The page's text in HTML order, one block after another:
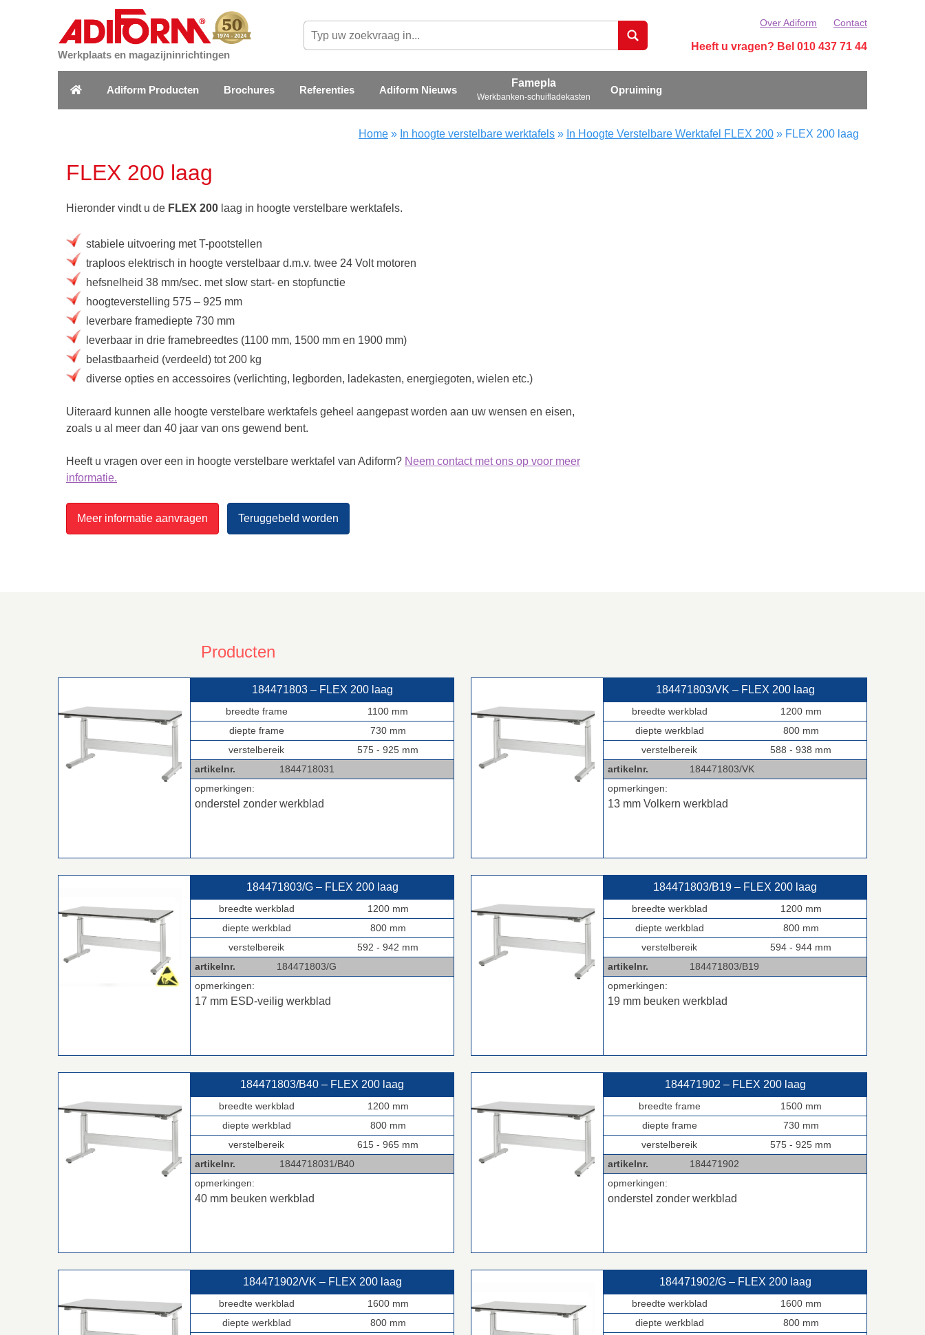
Werkplaats en magazijninrichtingen
Over Adiform Contact
Heeft u vragen? Bel 010 437 71 44
Adiform Producten Brochures Referenties Adiform Nieuws
Werkbanken-schuifladekasten
Opruiming
Home » In hoogte verstelbare werktafels » In Hoogte Verstelbare Werktafel FLEX 200 » FLEX 200 laag
FLEX 200 laag
Hieronder vindt u de FLEX 200 laag in hoogte verstelbare werktafels.
stabiele uitvoering met T-pootstellen
traploos elektrisch in hoogte verstelbaar d.m.v. twee 24 Volt motoren
hefsnelheid 38 mm/sec. met slow start- en stopfunctie
hoogteverstelling 575 – 925 mm
leverbare framediepte 730 mm
leverbaar in drie framebreedtes (1100 mm, 1500 mm en 1900 mm)
belastbaarheid (verdeeld) tot 200 kg
diverse opties en accessoires (verlichting, legborden, ladekasten, energiegoten, wielen etc.)
Uiteraard kunnen alle hoogte verstelbare werktafels geheel aangepast worden aan uw wensen en eisen,
zoals u al meer dan 40 jaar van ons gewend bent.
Heeft u vragen over een in hoogte verstelbare werktafel van Adiform? Neem contact met ons op voor meer
informatie.
Meer informatie aanvragen Teruggebeld worden
Producten
184471803 – FLEX 200 laag
breedte frame
1100 mm
diepte frame
730 mm
verstelbereik
575 - 925 mm
artikelnr. 1844718031
opmerkingen:
onderstel zonder werkblad
184471803/VK – FLEX 200 laag
breedte werkblad
1200 mm
diepte werkblad
800 mm
verstelbereik
588 - 938 mm
artikelnr. 184471803/VK
opmerkingen:
13 mm Volkern werkblad
184471803/G – FLEX 200 laag
breedte werkblad
1200 mm
diepte werkblad
800 mm
verstelbereik
592 - 942 mm
artikelnr. 184471803/G
opmerkingen:
17 mm ESD-veilig werkblad
184471803/B19 – FLEX 200 laag
breedte werkblad
1200 mm
diepte werkblad
800 mm
verstelbereik
594 - 944 mm
artikelnr. 184471803/B19
opmerkingen:
19 mm beuken werkblad
184471803/B40 – FLEX 200 laag
breedte werkblad
1200 mm
diepte werkblad
800 mm
verstelbereik
615 - 965 mm
artikelnr. 1844718031/B40
opmerkingen:
40 mm beuken werkblad
184471902 – FLEX 200 laag
breedte frame
1500 mm
diepte frame
730 mm
verstelbereik
575 - 925 mm
artikelnr. 184471902
opmerkingen:
onderstel zonder werkblad
184471902/VK – FLEX 200 laag
breedte werkblad
1600 mm
diepte werkblad
800 mm
184471902/G – FLEX 200 laag
breedte werkblad
1600 mm
diepte werkblad
800 mm